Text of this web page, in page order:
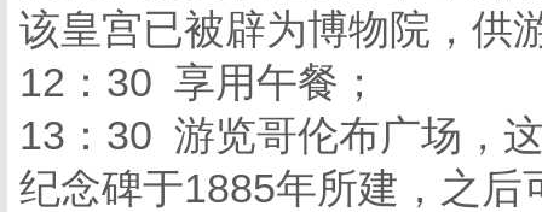
该皇宫已被辟为博物院，供
12：30 享用午餐；
13：30 游览哥伦布广场，
纪念碑于1885年所建，之后